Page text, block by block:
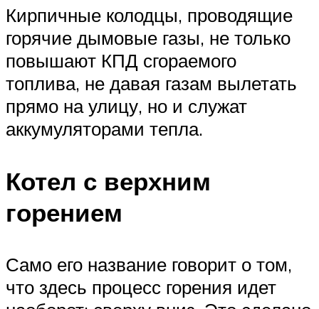
Кирпичные колодцы, проводящие
горячие дымовые газы, не только
повышают КПД сгораемого
топлива, не давая газам вылетать
прямо на улицу, но и служат
аккумуляторами тепла.
Котел с верхним
горением
Само его название говорит о том,
что здесь процесс горения идет